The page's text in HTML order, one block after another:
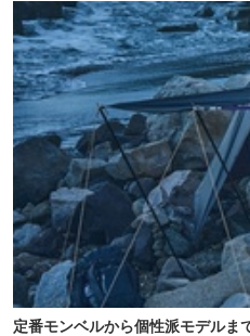
定番モンベルから個性派モデルま